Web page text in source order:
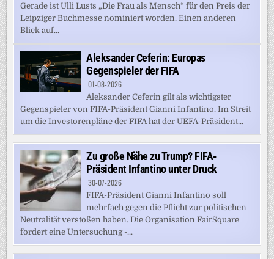
Gerade ist Ulli Lusts „Die Frau als Mensch“ für den Preis der
Leipziger Buchmesse nominiert worden. Einen anderen
Blick auf...
Aleksander Ceferin: Europas
Gegenspieler der FIFA
01-08-2026
Aleksander Ceferin gilt als wichtigster
Gegenspieler von FIFA-Präsident Gianni Infantino. Im Streit
um die Investorenpläne der FIFA hat der UEFA-Präsident...
Zu große Nähe zu Trump? FIFA-
Präsident Infantino unter Druck
30-07-2026
FIFA-Präsident Gianni Infantino soll
mehrfach gegen die Pflicht zur politischen
Neutralität verstoßen haben. Die Organisation FairSquare
fordert eine Untersuchung -...